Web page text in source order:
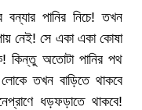
বন্যার পানির নিচে! তখন
নেই! সে একা একা কোষা
কিন্তু অতোটা পানির পথ
তখন বাড়িতে থাকবে
ধড়ফড়াতে থাকবে!